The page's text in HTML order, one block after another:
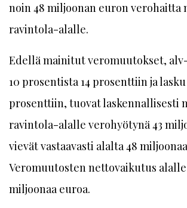
noin 48 miljoonan euron verohaitta
ravintola-alalle.
Edellä mainitut veromuutokset,
10 prosentista 14 prosenttiin ja lasku
prosenttiin, tuovat laskennallisesti
ravintola-alalle verohyötynä 43
vievät vastaavasti alalta 48
Veromuutosten nettovaikutus
miljoonaa euroa.